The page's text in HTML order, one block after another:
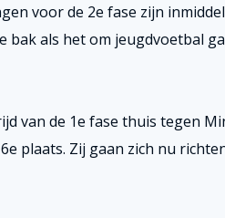
voor de 2e fase zijn
bak als het om jeugdvoetbal
van de 1e fase thuis tegen
plaats. Zij gaan zich nu